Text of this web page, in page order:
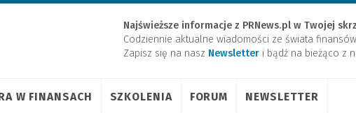
Najświeższe informacje z PRNews.pl w Twojej
Codziennie aktualne wiadomości ze świata
Zapisz się na nasz Newsletter ​i bądź na bieżąco z
W FINANSACH SZKOLENIA FORUM NEWSLETTER